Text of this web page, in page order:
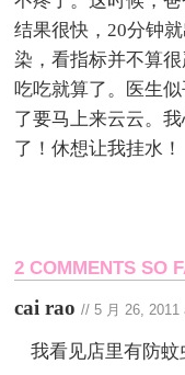
结果很快，20分钟
染，看指标并不算
吃吃就算了。医生
了要马上来云云。
了！休想让我挂水！
2 COMMENTS SO
cai rao // 5 月 26, 2011
我看见店里有防蚊